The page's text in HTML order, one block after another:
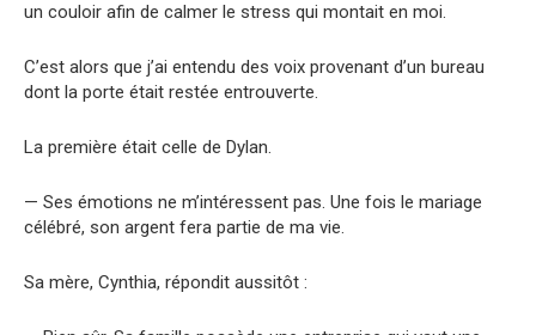
un couloir afin de calmer le stress qui montait en moi.
C’est alors que j’ai entendu des voix provenant d’un bureau
dont la porte était restée entrouverte.
La première était celle de Dylan.
— Ses émotions ne m’intéressent pas. Une fois le mariage
célébré, son argent fera partie de ma vie.
Sa mère, Cynthia, répondit aussitôt :